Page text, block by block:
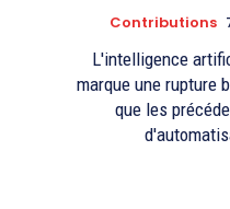
Contributions
L'intelligence
marque une rupture
que les